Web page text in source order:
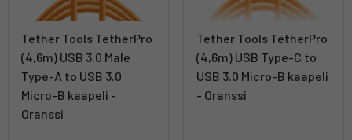
Tether Tools TetherPro
(4,6m) USB 3.0 Male
Type-A to USB 3.0
Micro-B kaapeli -
Oranssi
Tether Tools TetherPro
(4,6m) USB Type-C to
USB 3.0 Micro-B kaapeli
- Oranssi